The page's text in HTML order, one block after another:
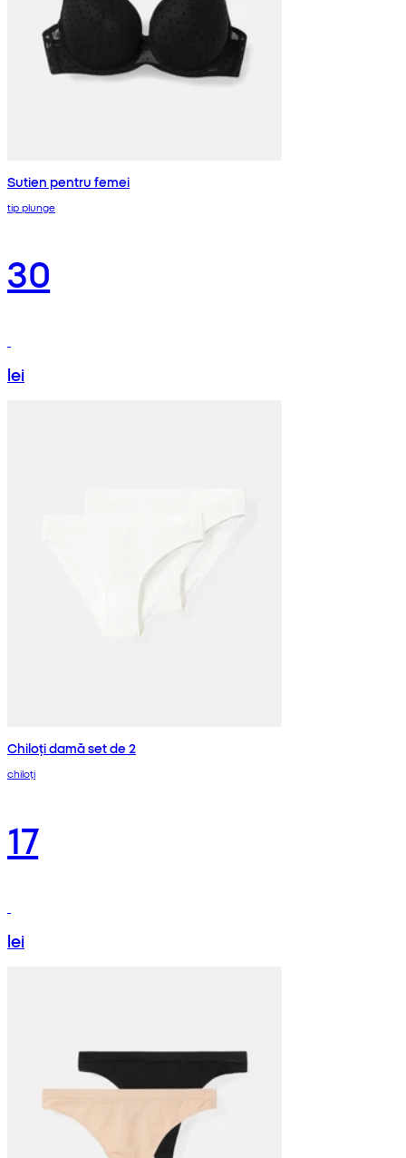
Sutien pentru femei
tip plunge
30
lei
Chiloți damă set de 2
chiloți
17
lei